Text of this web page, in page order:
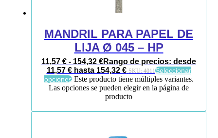
MANDRIL PARA PAPEL DE
LIJA Ø 045 – HP
11,57 € - 154,32 €Rango de precios: desde
11,57 € hasta 154,32 € SKU: 4011Seleccionar
opciones Este producto tiene múltiples variantes.
Las opciones se pueden elegir en la página de
producto